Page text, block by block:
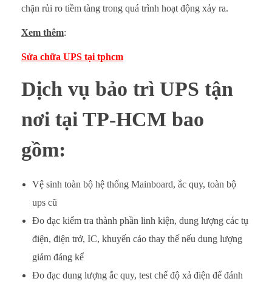
l
ớ
n
g
i
r
ẻ
chặn rủi ro tiềm tàng trong quá trình hoạt động xảy ra.
Xem thêm:
Sửa chữa UPS tại tphcm
Dịch vụ bảo trì UPS tận
nơi tại TP-HCM bao
gồm:
Vệ sinh toàn bộ hệ thống Mainboard, ắc quy, toàn bộ
ups cũ
Đo đạc kiểm tra thành phần linh kiện, dung lượng các tụ
điện, điện trở, IC, khuyến cáo thay thế nếu dung lượng
giảm đáng kể
Đo đạc dung lượng ắc quy, test chế độ xả điện để đánh